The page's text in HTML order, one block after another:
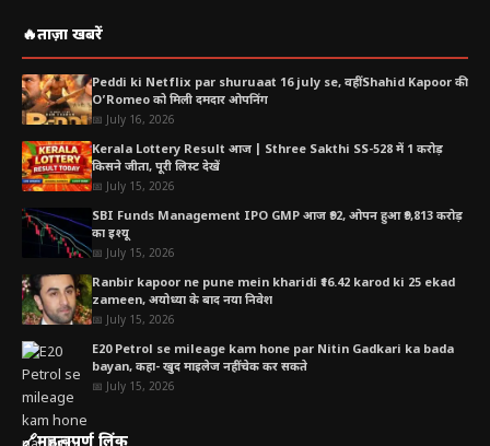
🔥ताज़ा खबरें
Peddi ki Netflix par shuruaat 16 july se, वहीं Shahid Kapoor की
O’Romeo को मिली दमदार ओपनिंग
📅 July 16, 2026
Kerala Lottery Result आज | Sthree Sakthi SS-528 में 1 करोड़
किसने जीता, पूरी लिस्ट देखें
📅 July 15, 2026
SBI Funds Management IPO GMP आज ₹92, ओपन हुआ ₹9,813 करोड़
का इश्यू
📅 July 15, 2026
Ranbir kapoor ne pune mein kharidi ₹16.42 karod ki 25 ekad
zameen, अयोध्या के बाद नया निवेश
📅 July 15, 2026
E20 Petrol se mileage kam hone par Nitin Gadkari ka bada
bayan, कहा- खुद माइलेज नहीं चेक कर सकते
📅 July 15, 2026